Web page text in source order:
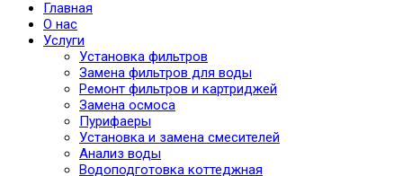
Главная
О нас
Услуги
Установка фильтров
Замена фильтров для воды
Ремонт фильтров и картриджей
Замена осмоса
Пурифаеры
Установка и замена смесителей
Анализ воды
Водоподготовка коттеджная